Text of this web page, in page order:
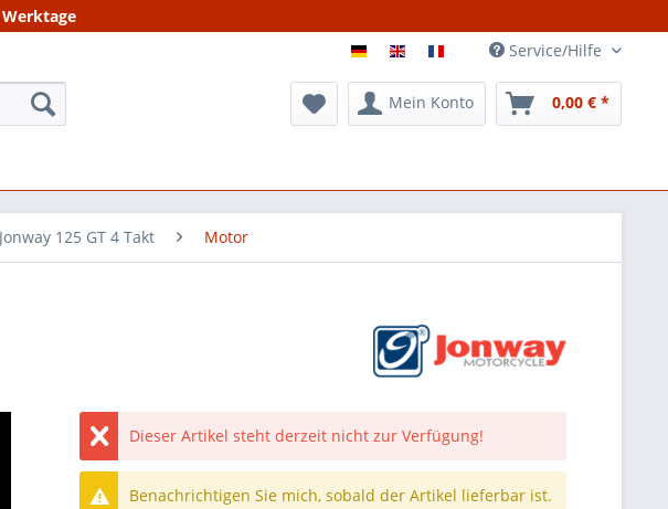
Service/Hilfe
Mein Konto 0,00 € *
125 GT 4 Takt Motor
Dieser Artikel steht derzeit nicht zur Verfügung!
Benachrichtigen Sie mich, sobald der Artikel lieferbar ist.